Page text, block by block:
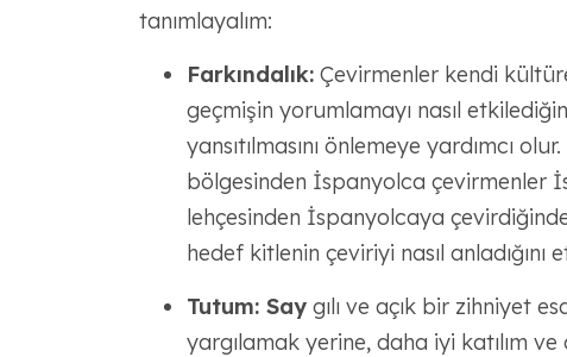
tanımlayalım:
Farkındalık:Çevirmenler kendi
geçmişin yorumlamayı nasıl
yansıtılmasını önlemeye yardımcı
bölgesinden İspanyolca çevirmenler
lehçesinden İspanyolcaya
hedef kitlenin çeviriyi nasıl anladığını
Tutum: Saygılı ve açık bir zihniyet
yargılamak yerine, daha iyi katılım